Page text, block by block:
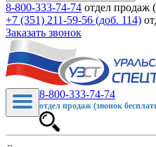
8-800-333-74-74 отдел продаж
+7 (351) 211-59-56 (доб. 114)
Заказать звонок
8-800-333-74-74
отдел продаж (звонок